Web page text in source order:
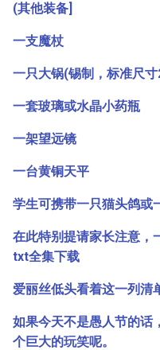
(其他装备]
一支魔杖
一只大锅(锡制，标准尺
一套玻璃或水晶小药瓶
一架望远镜
一台黄铜天平
学生可携带一只猫头鸽或
在此特别提请家长注意，
txt全集下载
爱丽丝低头看着这一列清
如果今天不是愚人节的话
个巨大的玩笑呢。